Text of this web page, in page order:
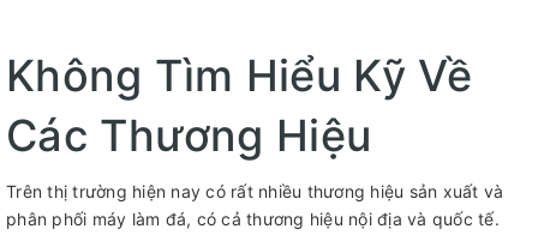
Không Tìm Hiểu Kỹ Về
Các Thương Hiệu
Trên thị trường hiện nay có rất nhiều thương hiệu sản xuất và
phân phối máy làm đá, có cả thương hiệu nội địa và quốc tế.